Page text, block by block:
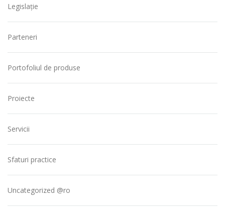
Legislație
Parteneri
Portofoliul de produse
Proiecte
Servicii
Sfaturi practice
Uncategorized @ro